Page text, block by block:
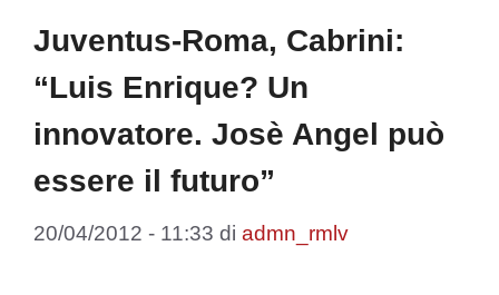
Juventus-Roma, Cabrini:
“Luis Enrique? Un
innovatore. Josè Angel può
essere il futuro”
20/04/2012 - 11:33 di admn_rmlv